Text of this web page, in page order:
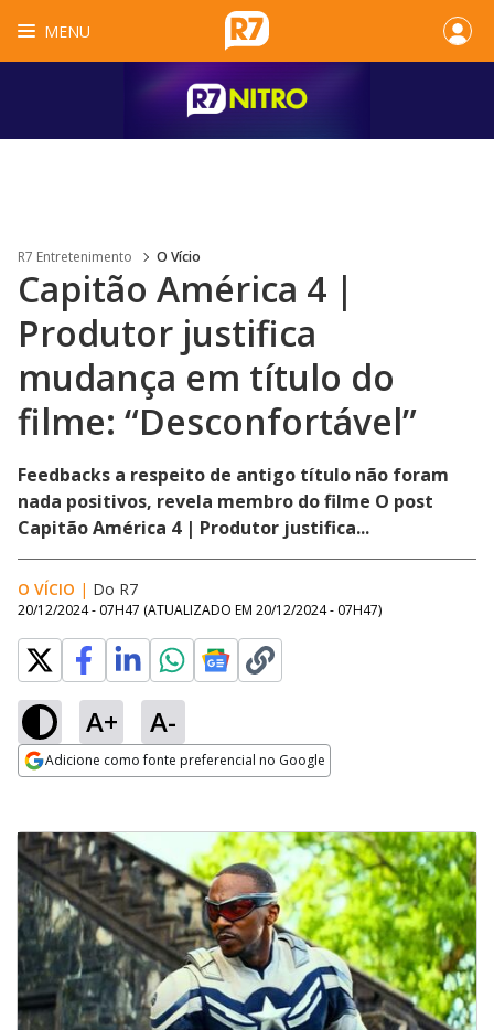
MENU
R7 Entretenimento O Vício
Capitão América 4 |
Produtor justifica
mudança em título do
filme: “Desconfortável”
Feedbacks a respeito de antigo título não foram
nada positivos, revela membro do filme O post
Capitão América 4 | Produtor justifica...
O VÍCIO | Do R7
20/12/2024 - 07H47 (ATUALIZADO EM 20/12/2024 - 07H47)
A+ A-
Adicione como fonte preferencial no Google